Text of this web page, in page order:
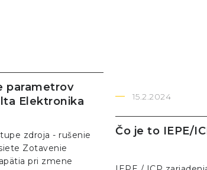
parametrov
Elektronika
zdroja - rušenie
Zotavenie
pri zmene
Čo je to IEPE/
15.2.2024